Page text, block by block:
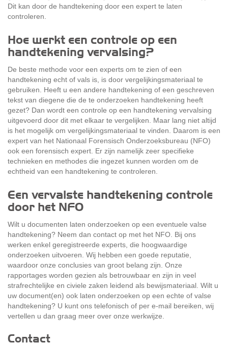
Dit kan door de handtekening door een expert te laten
controleren.
Hoe werkt een controle op een
handtekening vervalsing?
De beste methode voor een experts om te zien of een
handtekening echt of vals is, is door vergelijkingsmateriaal te
gebruiken. Heeft u een andere handtekening of een geschreven
tekst van diegene die de te onderzoeken handtekening heeft
gezet? Dan wordt een controle op een handtekening vervalsing
uitgevoerd door dit met elkaar te vergelijken. Maar lang niet altijd
is het mogelijk om vergelijkingsmateriaal te vinden. Daarom is een
expert van het Nationaal Forensisch Onderzoeksbureau (NFO)
ook een forensisch expert. Er zijn namelijk zeer specifieke
technieken en methodes die ingezet kunnen worden om de
echtheid van een handtekening te controleren.
Een vervalste handtekening controle
door het NFO
Wilt u documenten laten onderzoeken op een eventuele valse
handtekening? Neem dan contact op met het NFO. Bij ons
werken enkel geregistreerde experts, die hoogwaardige
onderzoeken uitvoeren. Wij hebben een goede reputatie,
waardoor onze conclusies van groot belang zijn. Onze
rapportages worden gezien als betrouwbaar en zijn in veel
strafrechtelijke en civiele zaken leidend als bewijsmateriaal. Wilt u
uw document(en) ook laten onderzoeken op een echte of valse
handtekening? U kunt ons telefonisch of per e-mail bereiken, wij
vertellen u dan graag meer over onze werkwijze.
Contact